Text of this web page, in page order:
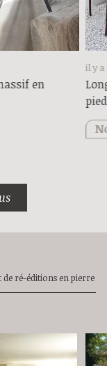
en
il y a
de ré-éditions en pierre